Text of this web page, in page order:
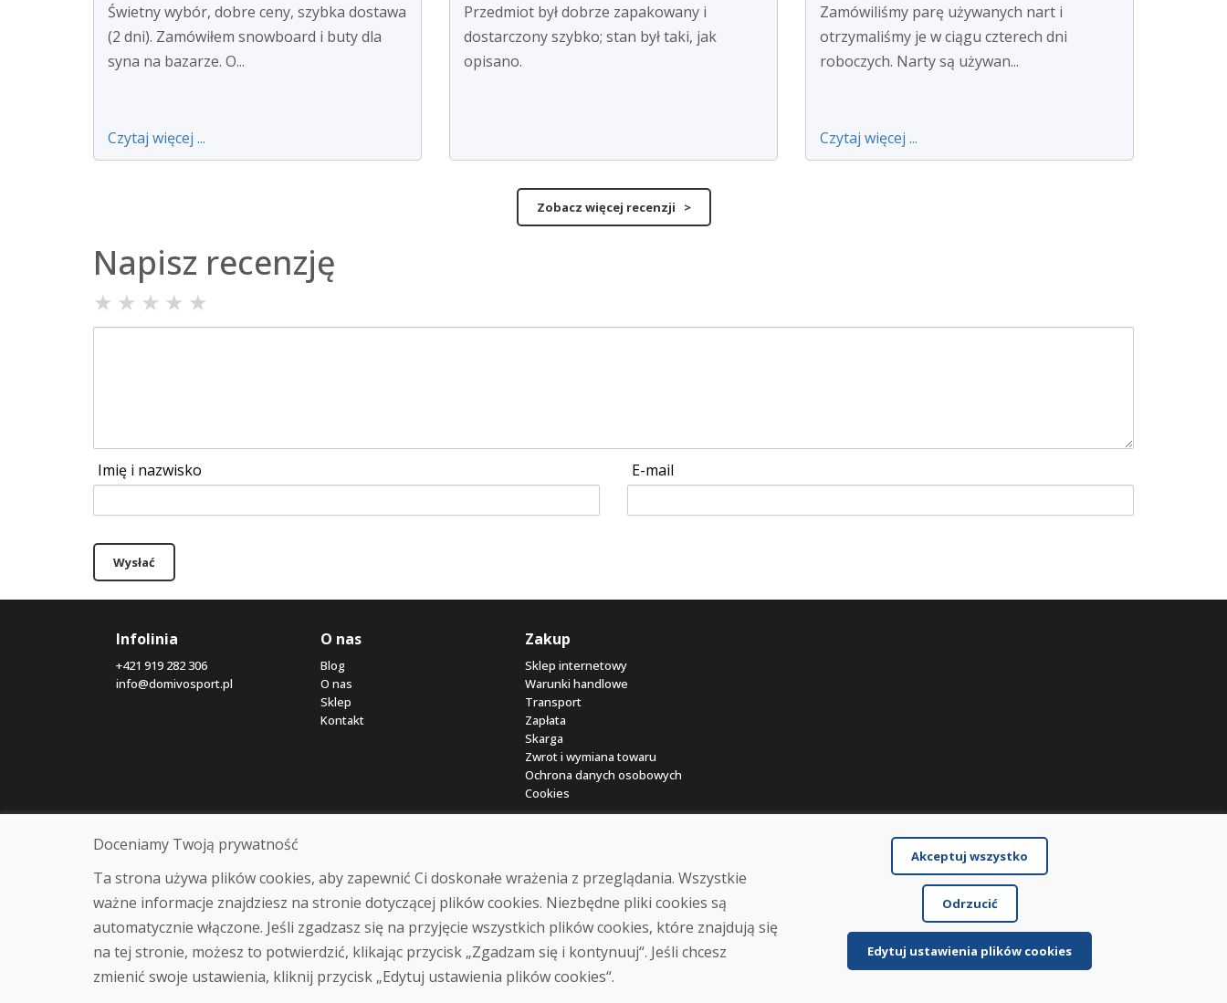
Świetny wybór, dobre ceny, szybka dostawa
(2 dni). Zamówiłem snowboard i buty dla
syna na bazarze. O...
Czytaj więcej ...
Przedmiot był dobrze zapakowany i
dostarczony szybko; stan był taki, jak
opisano.
Zamówiliśmy parę używanych nart i
otrzymaliśmy je w ciągu czterech dni
roboczych. Narty są używan...
Czytaj więcej ...
Zobacz więcej recenzji >
Napisz recenzję
★ ★ ★ ★ ★
Imię i nazwisko E-mail
Wysłać
Infolinia
+421 919 282 306
info@domivosport.pl
O nas
Blog
O nas
Sklep
Kontakt
Zakup
Sklep internetowy
Warunki handlowe
Transport
Zapłata
Skarga
Zwrot i wymiana towaru
Ochrona danych osobowych
Cookies
© DOMIVOSPORT 2026, wszystkie prawa zastrzeżone
DUFEKSOFT- tworzenie stron internetowych, tworzenie sklepów internetowych
Doceniamy Twoją prywatność
Ta strona używa plików cookies, aby zapewnić Ci doskonałe wrażenia z przeglądania. Wszystkie
ważne informacje znajdziesz na stronie dotyczącej plików cookies. Niezbędne pliki cookies są
automatycznie włączone. Jeśli zgadzasz się na przyjęcie wszystkich plików cookies, które znajdują się
na tej stronie, możesz to potwierdzić, klikając przycisk „Zgadzam się i kontynuuj“. Jeśli chcesz
zmienić swoje ustawienia, kliknij przycisk „Edytuj ustawienia plików cookies“.
Akceptuj wszystko
Odrzucić
Edytuj ustawienia plików cookies